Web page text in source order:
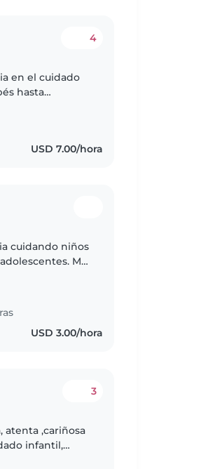
4
en el cuidado
hasta
USD 7.00/hora
cuidando niños
Me
USD 3.00/hora
3
atenta ,cariñosa
infantil,